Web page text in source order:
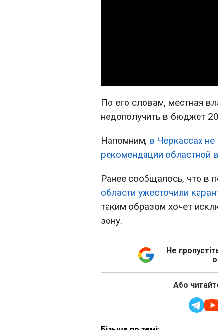
По его словам, местная
недополучить в бюджет
Напомним, в Черкассах не
рекомендации областной
Ранее сообщалось, что в
области ужесточили
таким образом хочет
зону.
Не
Або